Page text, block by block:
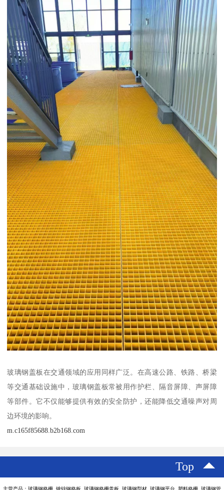
玻璃钢盖板在交通领域的应用同样广泛。在高速公路、铁路、桥梁
等交通基础设施中，玻璃钢盖板常被用作护栏、隔音屏障、声屏障
等部件。它不仅能够提供有效的安全防护，还能降低交通噪声对周
边环境的影响。
m.c165f85688.b2b168.com
Top